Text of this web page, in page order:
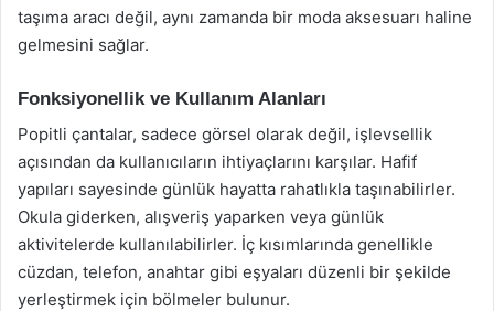
taşıma aracı değil, aynı zamanda bir moda aksesuarı haline
gelmesini sağlar.
Fonksiyonellik ve Kullanım Alanları
Popitli çantalar, sadece görsel olarak değil, işlevsellik
açısından da kullanıcıların ihtiyaçlarını karşılar. Hafif
yapıları sayesinde günlük hayatta rahatlıkla taşınabilirler.
Okula giderken, alışveriş yaparken veya günlük
aktivitelerde kullanılabilirler. İç kısımlarında genellikle
cüzdan, telefon, anahtar gibi eşyaları düzenli bir şekilde
yerleştirmek için bölmeler bulunur.